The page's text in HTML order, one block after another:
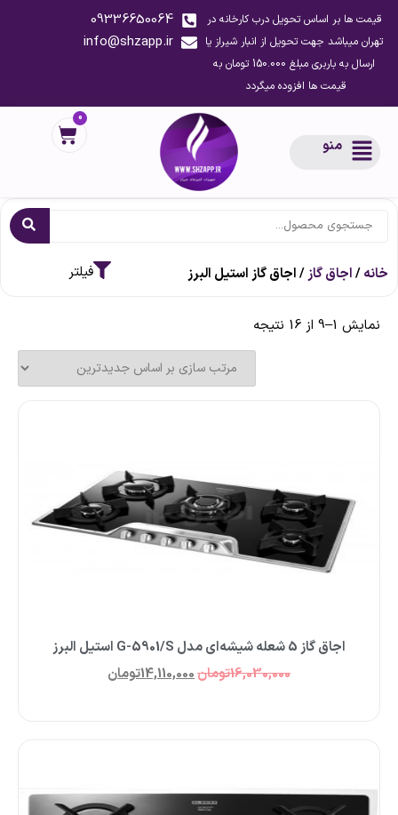
قیمت ها بر اساس تحویل درب کارخانه در
تهران میباشد جهت تحویل از انبار شیراز یا
ارسال به باربری مبلغ 150.000 تومان به
قیمت ها افزوده میگردد
09336650064
info@shzapp.ir
منو
0
خانه/اجاق گاز/ اجاق گاز استیل البرز
نمایش 1–9 از 16 نتیجه
اجاق گاز 5 شعله شیشه‌ای مدل G-5901/S استیل البرز
16,030,000تومان14,110,000تومان